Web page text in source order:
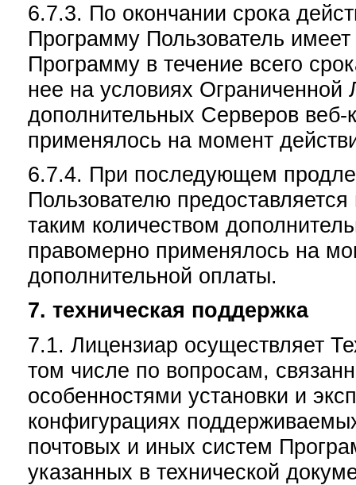
6.7.3. По окончании срока
Программу Пользователь
Программу в течение всего
нее на условиях Ограниченной
дополнительных Серверов веб-
применялось на момент
6.7.4. При последующем
Пользователю
таким количеством
правомерно применялось на
дополнительной оплаты.
7. техническая поддержка
7.1. Лицензиар осуществляет
том числе по вопросам,
особенностями установки и
конфигурациях
почтовых и иных систем
указанных в технической